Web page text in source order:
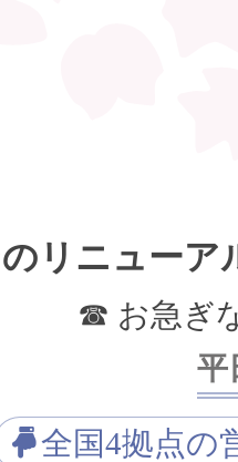
リニューア
☎ お急ぎ
平
全国4拠点の